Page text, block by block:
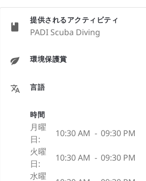
提供されるアクティビティ
PADI Scuba Diving
環境保護賞
言語
時間
月曜
日:
10:30 AM - 09:30 PM
火曜
日:
10:30 AM - 09:30 PM
水曜